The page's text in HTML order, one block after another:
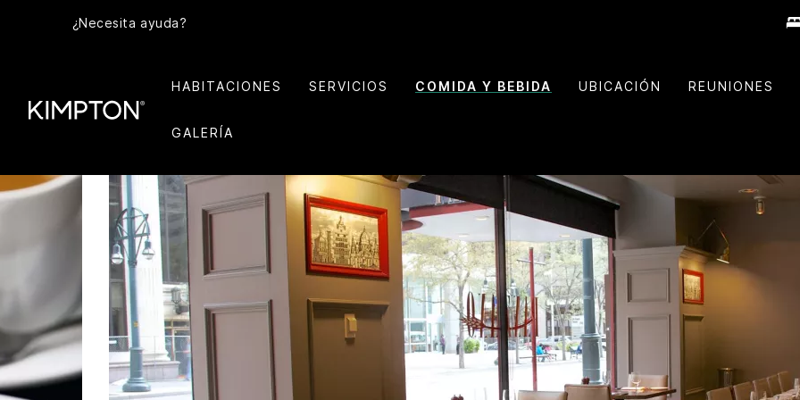
¿Necesita ayuda?
HABITACIONES SERVICIOS COMIDA Y BEBIDA UBICACIÓN REUNIONES
GALERÍA